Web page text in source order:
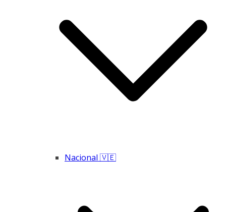
Nacional 🇻🇪